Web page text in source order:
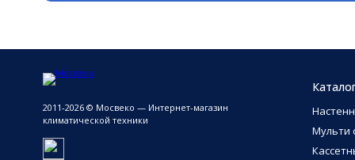
2011-2026 © Мосвеко — Интернет-магазин
климатической техники
Мульти